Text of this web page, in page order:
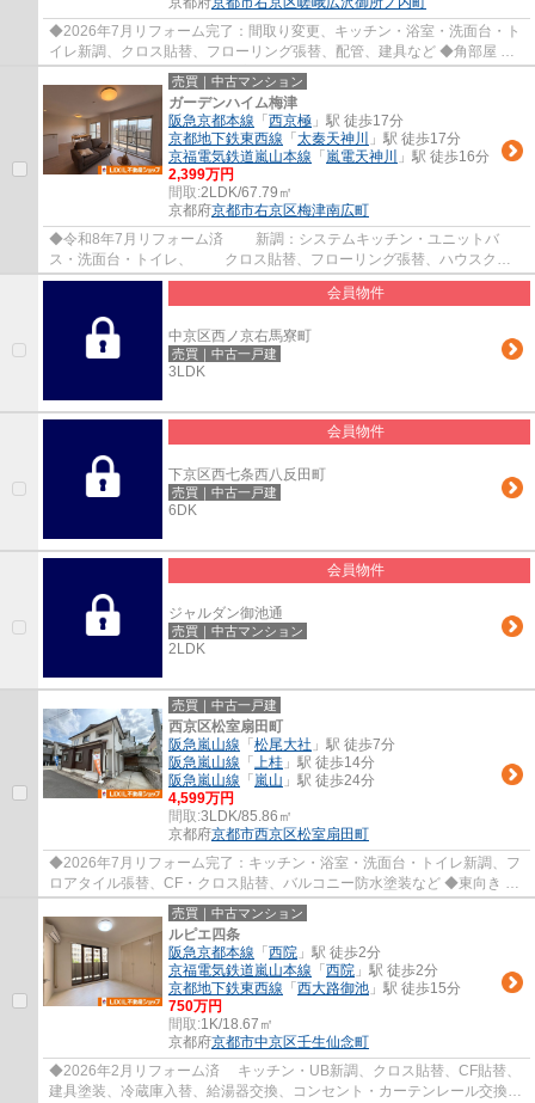
◆2026年7月リフォーム完了：間取り変更、キッチン・浴室・洗面台・ト
イレ新調、クロス貼替、フローリング張替、配管、建具など ◆角部屋 ◆2
面バルコニー＆テラス付 ◆全室2面採光 ◆約37....
売買｜中古マンション
ガーデンハイム梅津
阪急京都本線 「 西京極 」駅 徒歩17分
京都地下鉄東西線 「 太秦天神川
」駅 徒歩17分
京福電気鉄道嵐山本線 「 嵐電天神川
」駅 徒歩16分
2,399万円
間取:2LDK/67.79㎡
京都府京都市右京区梅津南広町
◆令和8年7月リフォーム済 新調：システムキッチン・ユニットバ
ス・洗面台・トイレ、 クロス貼替、フローリング張替、ハウスクリ
ーニングなど ◆上層階（11階建ての8階部分） ◆...
会員物件
中京区西ノ京右馬寮町
売買｜中古一戸建
3LDK
会員物件
下京区西七条西八反田町
売買｜中古一戸建
6DK
会員物件
ジャルダン御池通
売買｜中古マンション
2LDK
売買｜中古一戸建
西京区松室扇田町
阪急嵐山線 「 松尾大社 」駅 徒歩7分
阪急嵐山線 「 上桂 」駅 徒歩14分
阪急嵐山線 「 嵐山 」駅 徒歩24分
4,599万円
間取:3LDK/85.86㎡
京都府京都市西京区松室扇田町
◆2026年7月リフォーム完了：キッチン・浴室・洗面台・トイレ新調、フ
ロアタイル張替、CF・クロス貼替、バルコニー防水塗装など ◆東向き ◆
南・東2面バルコニー ◆トイレ2ヶ所有 ◆食洗機...
売買｜中古マンション
ルピエ四条
阪急京都本線 「 西院 」駅 徒歩2分
京福電気鉄道嵐山本線 「 西院 」駅 徒歩2分
京都地下鉄東西線 「 西大路御池 」駅 徒歩15分
750万円
間取:1K/18.67㎡
京都府京都市中京区壬生仙念町
◆2026年2月リフォーム済 キッチン・UB新調、クロス貼替、CF貼替、
建具塗装、冷蔵庫入替、給湯器交換、コンセント・カーテンレール交換、